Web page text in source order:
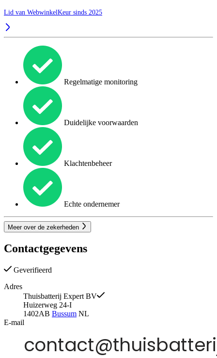
Lid van WebwinkelKeur sinds 2025
Regelmatige monitoring
Duidelijke voorwaarden
Klachtenbeheer
Echte ondernemer
Meer over de zekerheden
Contactgegevens
Geverifieerd
Adres
Thuisbatterij Expert BV
Huizerweg 24-I
1402AB Bussum NL
E-mail